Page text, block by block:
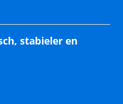
stabieler en